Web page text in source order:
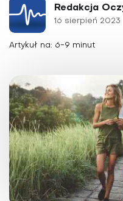
Redakcja
16 sierpień 2023
Artykuł na: 6-9 minut